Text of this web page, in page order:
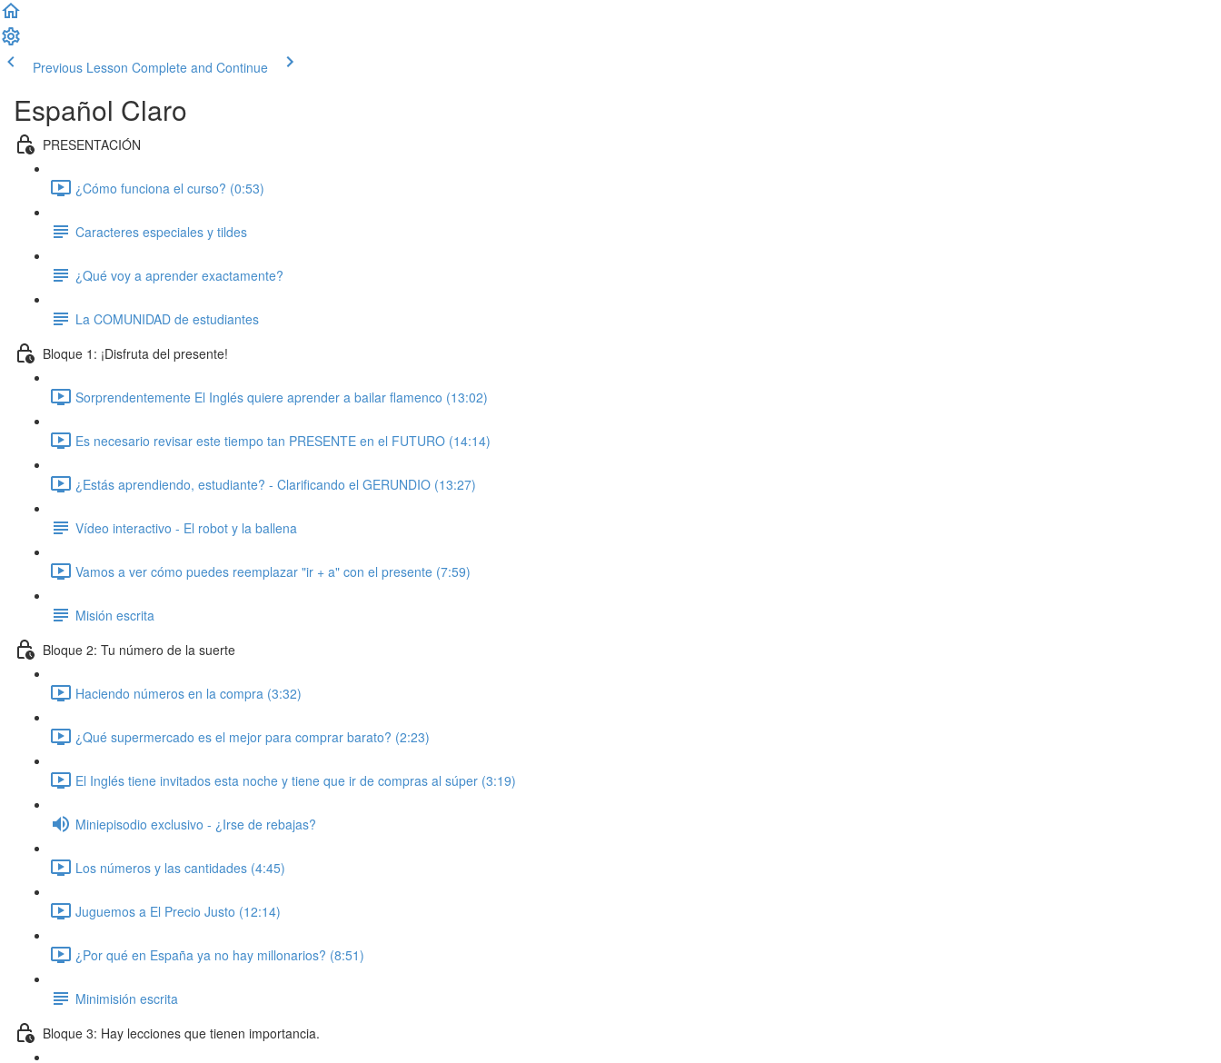
Previous Lesson Complete and Continue
Español Claro
PRESENTACIÓN
¿Cómo funciona el curso? (0:53)
Caracteres especiales y tildes
¿Qué voy a aprender exactamente?
La COMUNIDAD de estudiantes
Bloque 1: ¡Disfruta del presente!
Sorprendentemente El Inglés quiere aprender a bailar flamenco (13:02)
Es necesario revisar este tiempo tan PRESENTE en el FUTURO (14:14)
¿Estás aprendiendo, estudiante? - Clarificando el GERUNDIO (13:27)
Vídeo interactivo - El robot y la ballena
Vamos a ver cómo puedes reemplazar "ir + a" con el presente (7:59)
Misión escrita
Bloque 2: Tu número de la suerte
Haciendo números en la compra (3:32)
¿Qué supermercado es el mejor para comprar barato? (2:23)
El Inglés tiene invitados esta noche y tiene que ir de compras al súper (3:19)
Miniepisodio exclusivo - ¿Irse de rebajas?
Los números y las cantidades (4:45)
Juguemos a El Precio Justo (12:14)
¿Por qué en España ya no hay millonarios? (8:51)
Minimisión escrita
Bloque 3: Hay lecciones que tienen importancia.